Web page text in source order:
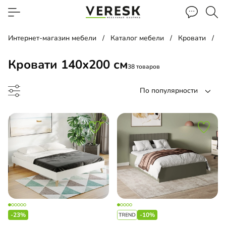
Интернет-магазин мебели Каталог мебели Кровати
Кровати 140х200 см38 товаров
По популярности
до
-23% -10%